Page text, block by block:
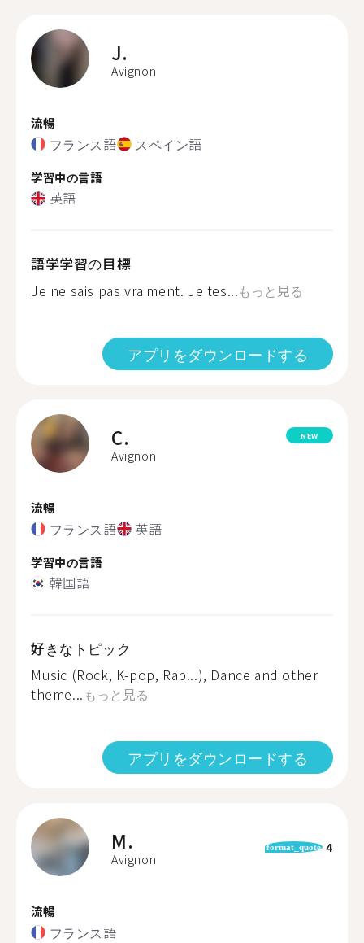
J.
Avignon
流暢
フランス語 スペイン語
学習中の言語
英語
語学学習の目標
Je ne sais pas vraiment. Je tes...もっと見る
アプリをダウンロードする
C.
Avignon
NEW
流暢
フランス語 英語
学習中の言語
韓国語
好きなトピック
Music (Rock, K-pop, Rap...), Dance and other
theme... もっと見る
アプリをダウンロードする
M.
Avignon
format_quote 4
流暢
フランス語